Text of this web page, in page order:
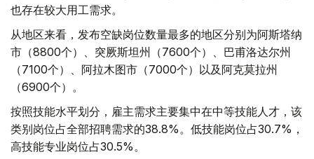
也存在较大用工需求。
从地区来看，发布空缺岗位数量最多的地区分别为阿斯塔纳
市（8800个）、突厥斯坦州（7600个）、巴甫洛达尔州
（7100个）、阿拉木图市（7000个）以及阿克莫拉州
（6900个）。
按照技能水平划分，雇主需求主要集中在中等技能人才，该
类别岗位占全部招聘需求的38.8%。低技能岗位占30.7%，
高技能专业岗位占30.5%。